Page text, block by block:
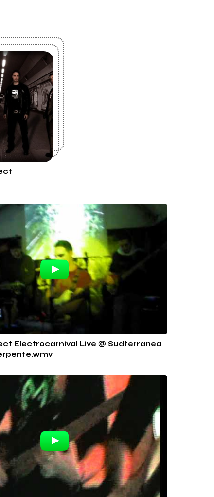
Electrocarnival Live @ Sudterranea